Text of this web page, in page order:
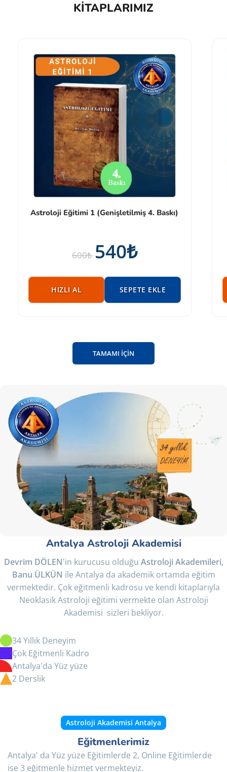
KITAPLARIMIZ
Astroloji Eğitimi 1 (Genişletilmiş 4. Baskı)
600₺ 540₺
HIZLI AL SEPETE EKLE
TAMAMI İÇİN
Antalya Astroloji Akademisi
Devrim DÖLEN'in kurucusu olduğu Astroloji Akademileri,
Banu ÜLKÜN ile Antalya da akademik ortamda eğitim
vermektedir. Çok eğitmenli kadrosu ve kendi kitaplarıyla
Neoklasik Astroloji eğitimi vermekte olan Astroloji
Akademisi sizleri bekliyor.
34 Yıllık Deneyim
Çok Eğitmenli Kadro
Antalya'da Yüz yüze
2 Derslik
Astroloji Akademisi Antalya
Eğitmenlerimiz
Antalya' da Yüz yüze Eğitimlerde 2, Online Eğitimlerde
ise 3 eğitmenle hizmet vermekteyiz.